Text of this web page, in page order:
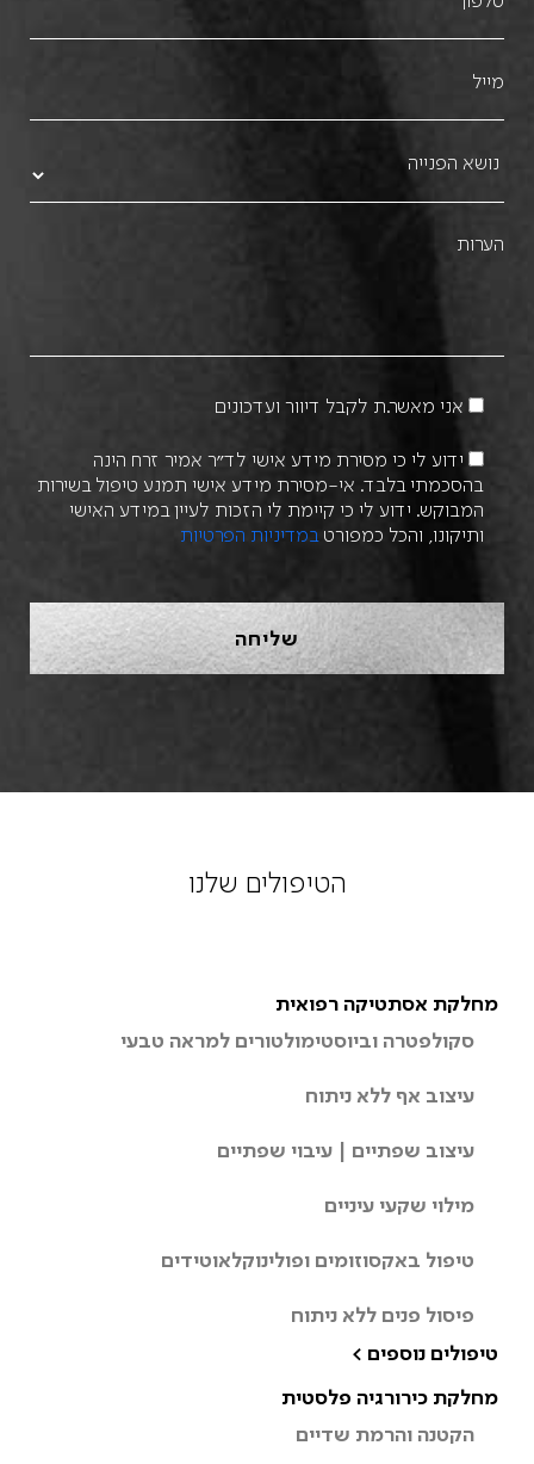
אני מאשר.ת לקבל דיוור ועדכונים
ידוע לי כי מסירת מידע אישי לד״ר אמיר זרח הינה
בהסכמתי בלבד. אי-מסירת מידע אישי תמנע טיפול בשירות
המבוקש. ידוע לי כי קיימת לי הזכות לעיין במידע האישי
ותיקונו, והכל כמפורט במדיניות הפרטיות
הטיפולים שלנו
מחלקת אסתטיקה רפואית
סקולפטרה וביוסטימולטורים למראה טבעי
עיצוב אף ללא ניתוח
עיצוב שפתיים | עיבוי שפתיים
מילוי שקעי עיניים
טיפול באקסוזומים ופולינוקלאוטידים
פיסול פנים ללא ניתוח
טיפולים נוספים >
מחלקת כירורגיה פלסטית
הקטנה והרמת שדיים